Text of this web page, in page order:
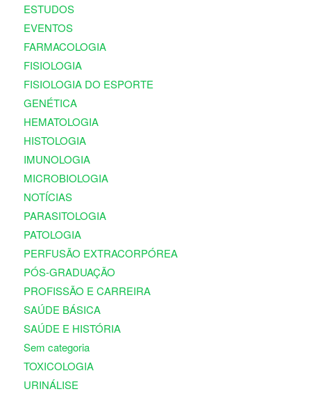
ESTUDOS
EVENTOS
FARMACOLOGIA
FISIOLOGIA
FISIOLOGIA DO ESPORTE
GENÉTICA
HEMATOLOGIA
HISTOLOGIA
IMUNOLOGIA
MICROBIOLOGIA
NOTÍCIAS
PARASITOLOGIA
PATOLOGIA
PERFUSÃO EXTRACORPÓREA
PÓS-GRADUAÇÃO
PROFISSÃO E CARREIRA
SAÚDE BÁSICA
SAÚDE E HISTÓRIA
Sem categoria
TOXICOLOGIA
URINÁLISE